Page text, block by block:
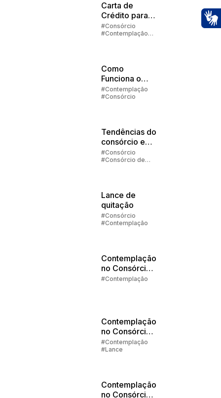
Carta de
Crédito para
Veículos
#Consórcio
#Contemplação
Como
Funciona o
Faturamento
de
#Contemplação
#Consórcio
Tendências do
consórcio em
2025
#Consórcio
#Consórcio de
Lance de
quitação
#Consórcio
#Contemplação
Contemplação
no Consórcio
Parte 5:
#Contemplação
Contemplação
no Consórcio
Parte 4: Tipos
de Lances
#Contemplação
#Lance
Contemplação
no Consórcio